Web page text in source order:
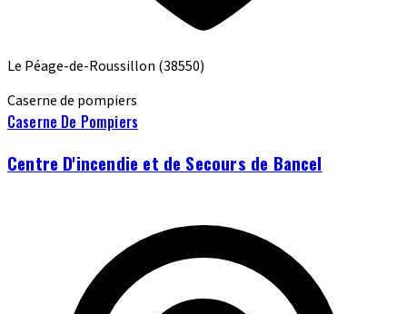
Le Péage-de-Roussillon (38550)
Caserne de pompiers
Caserne De Pompiers
Centre D'incendie et de Secours de Bancel